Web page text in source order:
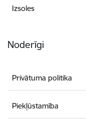
Izsoles
Noderīgi
Privātuma politika
Piekļūstamība